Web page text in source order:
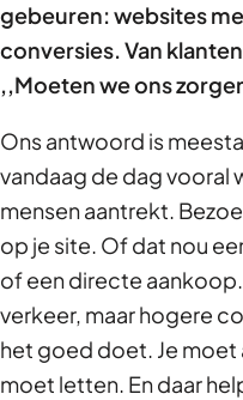
gebeuren: websites
conversies. Van
,,Moeten we ons
Ons antwoord is
vandaag de dag vooral
mensen aantrekt.
op je site. Of dat nou
of een directe
verkeer, maar hogere
het goed doet. Je moet
moet letten. En daar